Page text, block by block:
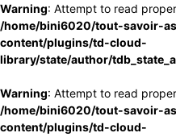
Warning: Attempt to read
/home/bini6020/tout-savoir-
content/plugins/td-cloud-
library/state/author/
Warning: Attempt to read
/home/bini6020/tout-savoir-
content/plugins/td-cloud-